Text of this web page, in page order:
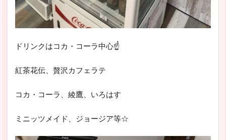
ドリンクはコカ・コーラ中心☝
紅茶花伝、贅沢カフェラテ
コカ・コーラ、綾鷹、いろはす
ミニッツメイド、ジョージア等☆